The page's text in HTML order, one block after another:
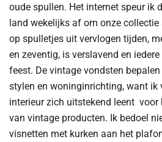
oude spullen. Het internet speur ik
land wekelijks af om onze
op spulletjes uit vervlogen tijden,
en zeventig, is verslavend en
feest. De vintage vondsten
stylen en woninginrichting, want ik
interieur zich uitstekend leent voor
van vintage producten. Ik bedoel
visnetten met kurken aan het